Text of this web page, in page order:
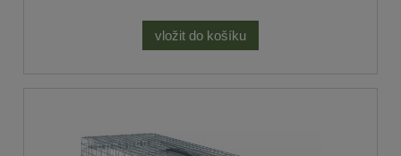
vložit do košíku